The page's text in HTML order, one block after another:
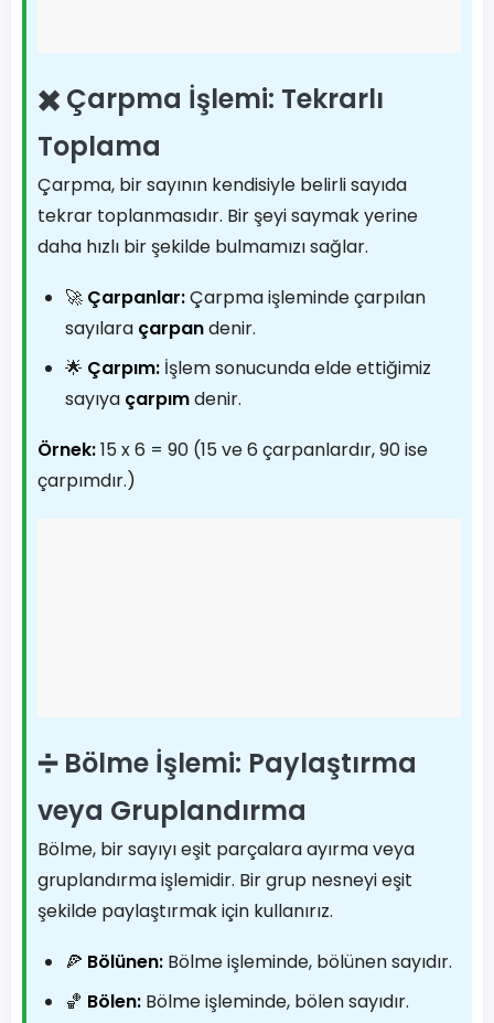
✖️ Çarpma İşlemi: Tekrarlı
Toplama
Çarpma, bir sayının kendisiyle belirli sayıda
tekrar toplanmasıdır. Bir şeyi saymak yerine
daha hızlı bir şekilde bulmamızı sağlar.
🚀 Çarpanlar:Çarpma işleminde çarpılan
sayılara çarpandenir.
🌟 Çarpım: İşlem sonucunda elde ettiğimiz
sayıya çarpımdenir.
Örnek:15 x 6 = 90 (15 ve 6 çarpanlardır, 90 ise
çarpımdır.)
➗ Bölme İşlemi: Paylaştırma
veya Gruplandırma
Bölme, bir sayıyı eşit parçalara ayırma veya
gruplandırma işlemidir. Bir grup nesneyi eşit
şekilde paylaştırmak için kullanırız.
🍕 Bölünen: Bölme işleminde, bölünen sayıdır.
🏀 Bölen: Bölme işleminde, bölen sayıdır.